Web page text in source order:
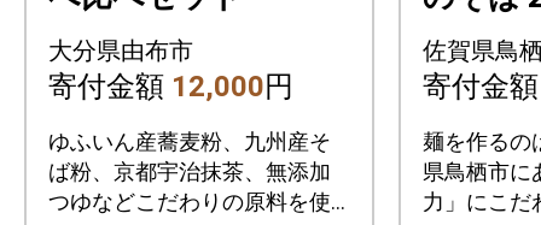
大分県由布市
寄付金額 12,000円
ゆふいん産蕎麦粉、九州産そ
ば粉、京都宇治抹茶、無添加
つゆなどこだわりの原料を使
1.6kg
山製麺
佐賀県鳥
寄付金
麺を作るの
県鳥栖市に
力」にこだ